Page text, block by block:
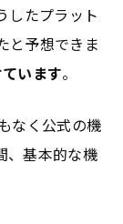
したプラット
と予想できま
います。
なく公式の機
、基本的な機